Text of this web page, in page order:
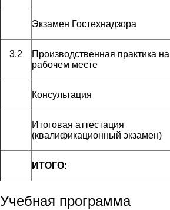
Экзамен Гостехнадзора
3.2
Производственная практика на
рабочем месте
Консультация
Итоговая аттестация
(квалификационный экзамен)
ИТОГО:
Учебная программа